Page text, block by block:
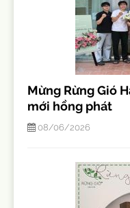
Mừng Rừng Gió
mới hồng phát
08/06/2026